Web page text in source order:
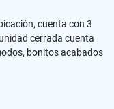
cuenta con 3
cerrada cuenta
bonitos acabados